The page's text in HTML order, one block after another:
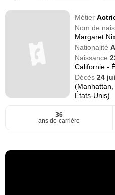
Métier
Nom de
Margaret
Nationalité
Naissance
Californie -
Décès24
(Manhattan,
États-Unis)
36
ans de carrière